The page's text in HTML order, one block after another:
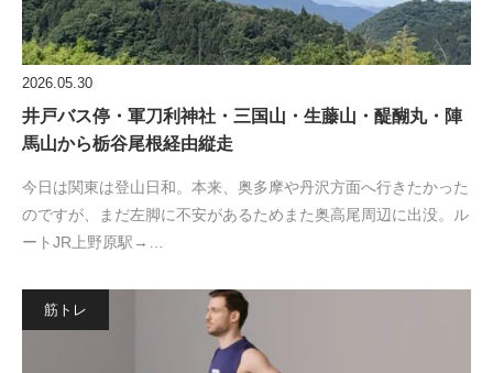
2026.05.30
井戸バス停・軍刀利神社・三国山・生藤山・醍醐丸・陣
馬山から栃谷尾根経由縦走
今日は関東は登山日和。本来、奥多摩や丹沢方面へ行きたかった
のですが、まだ左脚に不安があるためまた奥高尾周辺に出没。ル
ートJR上野原駅→…
筋トレ